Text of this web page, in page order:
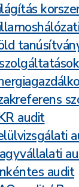
audit
audit